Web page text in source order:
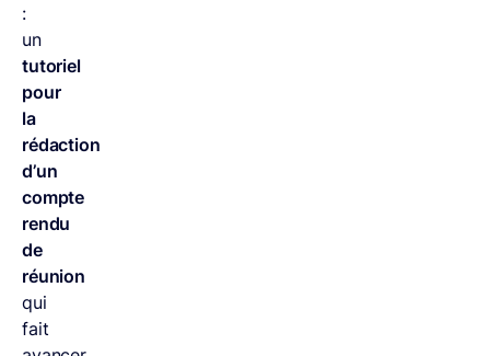
:
un
tutoriel
pour
la
rédaction
d’un
compte
rendu
de
réunion
qui
fait